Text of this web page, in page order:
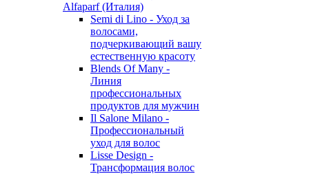
Alfaparf (Италия)
Semi di Lino - Уход за
волосами,
подчеркивающий вашу
естественную красоту
Blends Of Many -
Линия
профессиональных
продуктов для мужчин
Il Salone Milano -
Профессиональный
уход для волос
Lisse Design -
Трансформация волос